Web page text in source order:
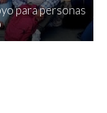
para personas